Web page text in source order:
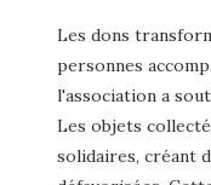
Les dons
personnes
l'association a
Les objets
solidaires, créant